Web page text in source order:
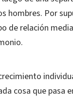
hombres. Por
de relación
cosa que pasa